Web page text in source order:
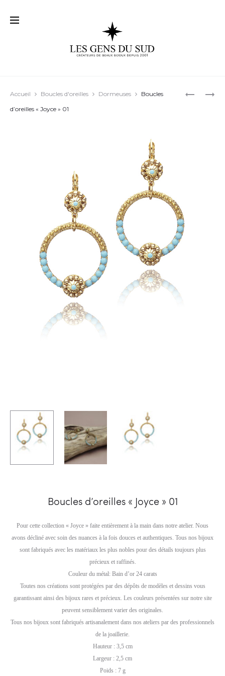
ELLES
BOUCLES
Accueil Boucles d'oreilles Dormeuses
Boucles
d’oreilles « Joyce » 01
Boucles d’oreilles « Joyce » 01
Pour cette collection « Joyce » faite entièrement à la main dans notre atelier. Nous
avons décliné avec soin des nuances à la fois douces et authentiques. Tous nos bijoux
sont fabriqués avec les matériaux les plus nobles pour des détails toujours plus
précieux et raffinés.
Couleur du métal: Bain d’or 24 carats
Toutes nos créations sont protégées par des dépôts de modèles et dessins vous
garantissant ainsi des bijoux rares et précieux. Les couleurs présentées sur notre site
peuvent sensiblement varier des originales.
Tous nos bijoux sont fabriqués artisanalement dans nos ateliers par des professionnels
de la joaillerie.
Hauteur : 3,5 cm
Largeur : 2,5 cm
Poids : 7 g